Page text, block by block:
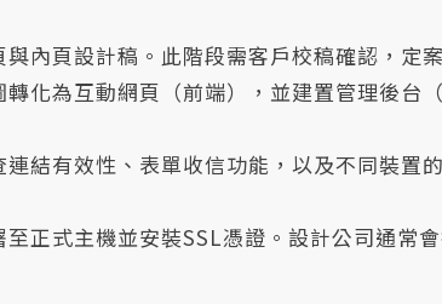
內頁設計稿。此階段需客戶校稿確認，定
轉化為互動網頁（前端），並建置管理後台
連結有效性、表單收信功能，以及不同裝置
至正式主機並安裝SSL憑證。設計公司通常